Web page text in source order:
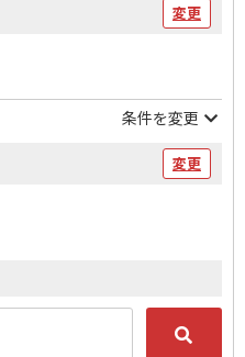
変更
条件を変更
変更